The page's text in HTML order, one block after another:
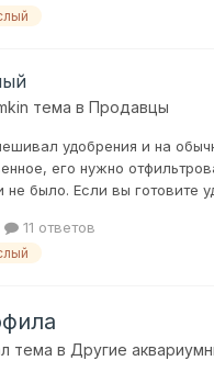
тема в Продавцы
удобрения и на
его нужно
не было. Если вы готовите
11 ответов
тема в Другие